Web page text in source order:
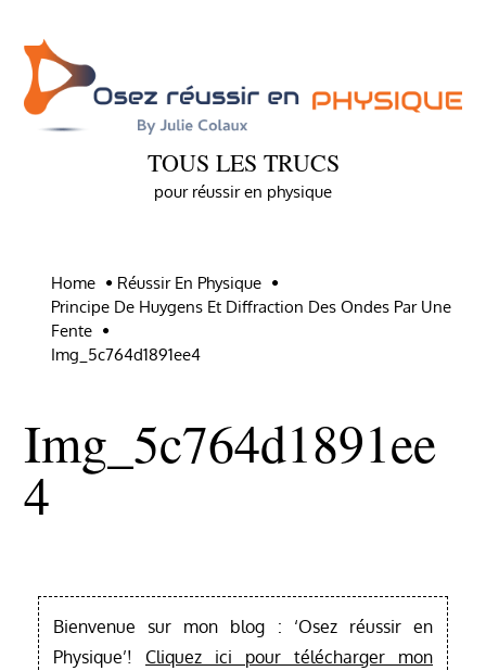
content
TOUS LES TRUCS
pour réussir en physique
Home
Réussir En Physique
Principe De Huygens Et Diffraction Des Ondes Par Une
Fente
Img_5c764d1891ee4
Img_5c764d1891ee
4
Bienvenue sur mon blog : ‘Osez réussir en
Physique’! Cliquez ici pour télécharger mon